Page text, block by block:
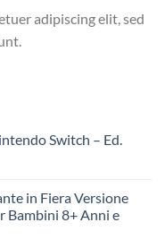
adipiscing elit, sed
Switch – Ed.
in Fiera Versione
Bambini 8+ Anni e